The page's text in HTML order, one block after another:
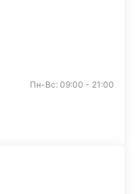
Пн-Вс: 09:00 - 21:00